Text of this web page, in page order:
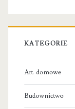
KATEGORIE
Art. domowe
Budownictwo